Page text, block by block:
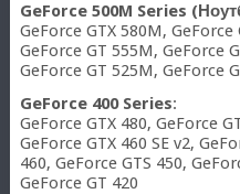
GeForce 500M Series
GeForce GTX 580M,
GeForce GT 555M, GeForce
GeForce GT 525M, GeForce
GeForce 400 Series:
GeForce GTX 480, GeForce
GeForce GTX 460 SE v2,
460, GeForce GTS 450,
GeForce GT 420